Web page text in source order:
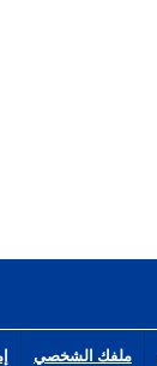
ملفك الشخصي